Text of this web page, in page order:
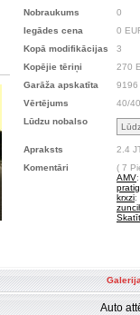
Nobraukums
0
Iegādes cena
0
Kopā modifikācijas
3
Kopējie tēriņi
270
Garāža apskatīta
9196
Vērtējums
40/40
Lūdzu nobalso
Apraksts
2.4
Komentāri
( 7
AMV
krxzi:
Auto